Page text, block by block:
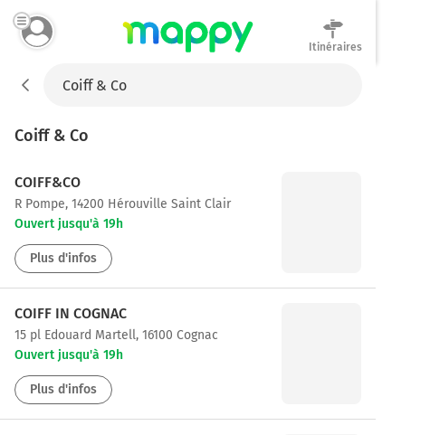
Itinéraires
Coiff & Co
COIFF&CO
r Pompe, 14200 Hérouville Saint Clair
Ouvert jusqu'à 19h
Plus d'infos
COIFF IN COGNAC
15 pl Edouard Martell, 16100 Cognac
Ouvert jusqu'à 19h
Plus d'infos